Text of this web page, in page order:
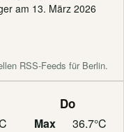
am 13. März 2026
RSS-Feeds für Berlin.
Do
Max
36.7°C